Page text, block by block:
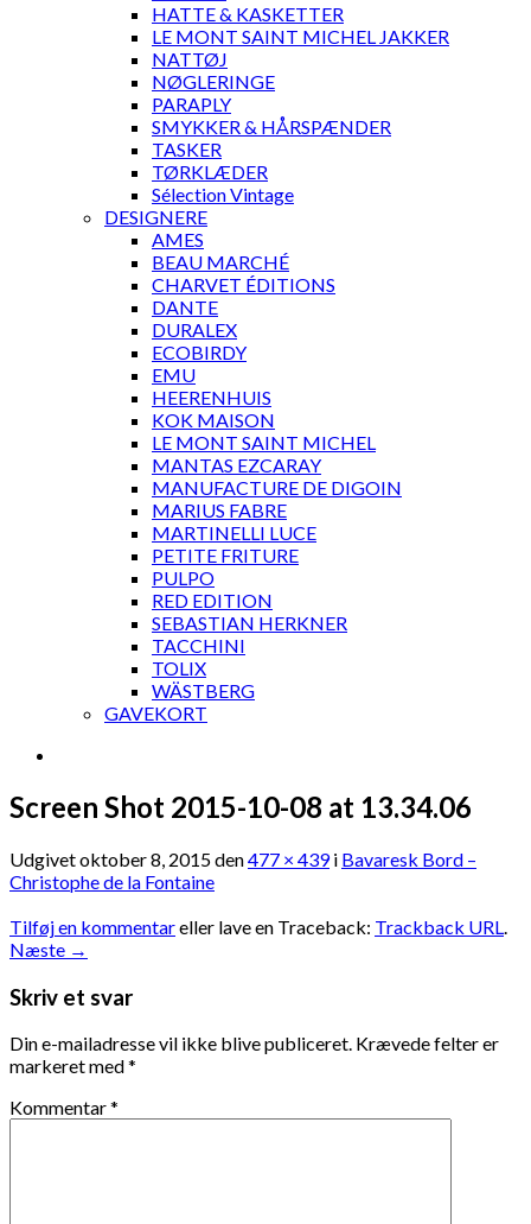
HATTE & KASKETTER
LE MONT SAINT MICHEL JAKKER
NATTØJ
NØGLERINGE
PARAPLY
SMYKKER & HÅRSPÆNDER
TASKER
TØRKLÆDER
Sélection Vintage
DESIGNERE
AMES
BEAU MARCHÉ
CHARVET ÉDITIONS
DANTE
DURALEX
ECOBIRDY
EMU
HEERENHUIS
KOK MAISON
LE MONT SAINT MICHEL
MANTAS EZCARAY
MANUFACTURE DE DIGOIN
MARIUS FABRE
MARTINELLI LUCE
PETITE FRITURE
PULPO
RED EDITION
SEBASTIAN HERKNER
TACCHINI
TOLIX
WÄSTBERG
GAVEKORT
Screen Shot 2015-10-08 at 13.34.06
Udgivetoktober 8, 2015den477 × 439i Bavaresk Bord –
Christophe de la Fontaine
Tilføj en kommentareller lave en Traceback: Trackback URL.
Næste →
Skriv et svar
Din e-mailadresse vil ikke blive publiceret. Krævede felter er
markeret med*
Kommentar*